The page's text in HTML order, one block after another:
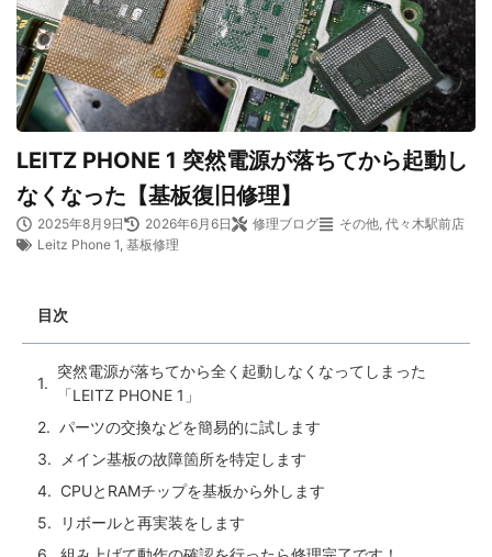
LEITZ PHONE 1 突然電源が落ちてから起動し
なくなった【基板復旧修理】
2025年8月9日 2026年6月6日 修理ブログ その他, 代々木駅前店
Leitz Phone 1, 基板修理
目次
突然電源が落ちてから全く起動しなくなってしまった
「LEITZ PHONE 1」
パーツの交換などを簡易的に試します
メイン基板の故障箇所を特定します
CPUとRAMチップを基板から外します
リボールと再実装をします